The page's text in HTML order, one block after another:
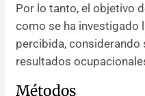
Por lo tanto, el objetivo
como se ha investigado
percibida, considerando
resultados
Métodos